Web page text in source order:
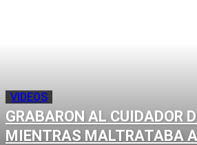
VIDEOS
GRABARON AL CUIDADOR
MIENTRAS MALTRATABA